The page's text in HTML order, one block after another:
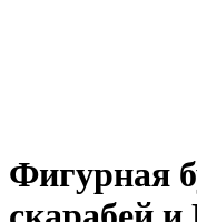
Фигурная